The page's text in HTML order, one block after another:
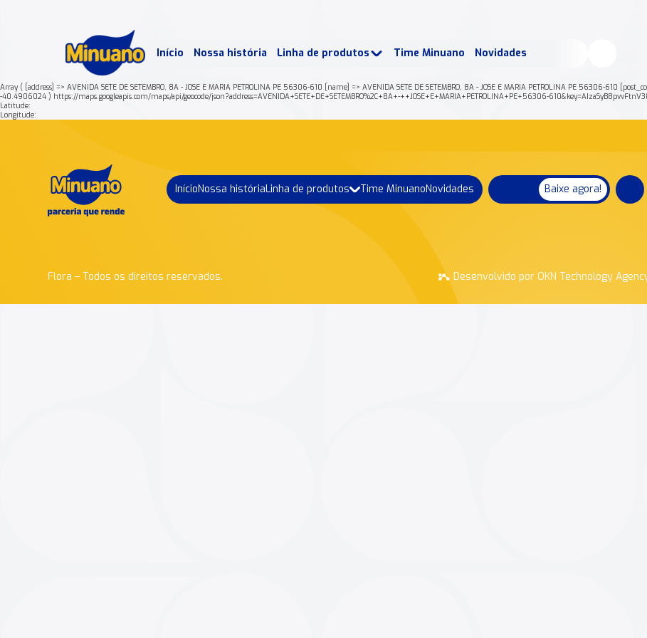
Início Nossa história Linha de produtos Time Minuano Novidades
Array ( [address] => AVENIDA SETE DE SETEMBRO, 8A - JOSE E MARIA PETROLINA PE 56306-610 [name] => AVENIDA SETE DE SETEMBRO, 8A - JOSE E MARIA PETROLINA PE 56306-610
-40.4906024 ) https://maps.googleapis.com/maps/api/geocode/json?address=AVENIDA+SETE+DE+SETEMBRO%2C+8A+-++JOSE+E+MARIA+PETROLINA+PE+56306-
Latitude:
Longitude:
InícioNossa históriaLinha de produtos Time MinuanoNovidades Baixe agora!
Flora – Todos os direitos reservados. Desenvolvido por OKN Technology